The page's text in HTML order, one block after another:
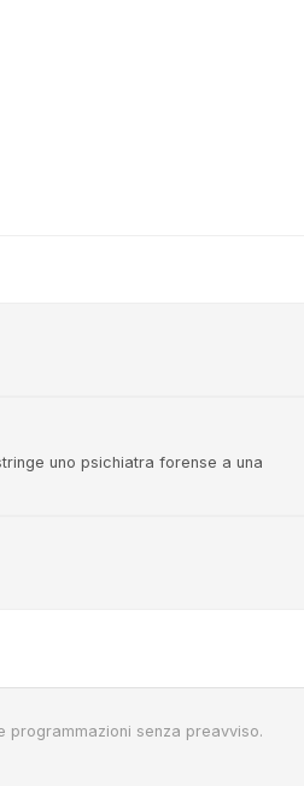
uno psichiatra forense a una
programmazioni senza preavviso.